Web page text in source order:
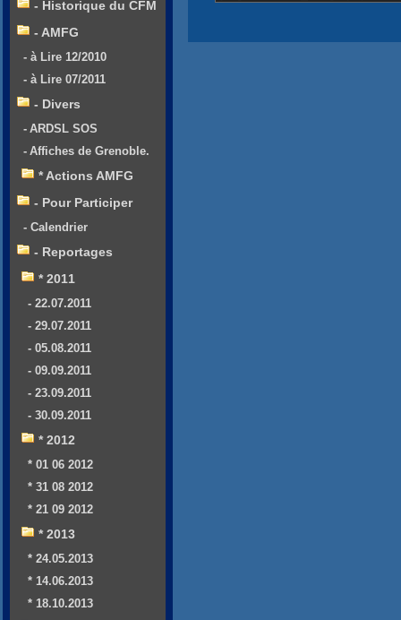
- Historique du CFM
- AMFG
- à Lire 12/2010
- à Lire 07/2011
- Divers
- ARDSL SOS
- Affiches de Grenoble.
* Actions AMFG
- Pour Participer
- Calendrier
- Reportages
* 2011
- 22.07.2011
- 29.07.2011
- 05.08.2011
- 09.09.2011
- 23.09.2011
- 30.09.2011
* 2012
* 01 06 2012
* 31 08 2012
* 21 09 2012
* 2013
* 24.05.2013
* 14.06.2013
* 18.10.2013